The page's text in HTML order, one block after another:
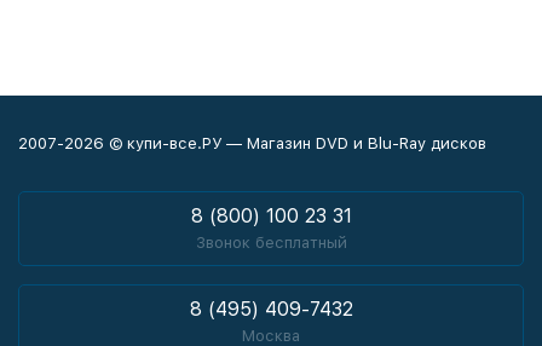
2007-2026 © купи-все.РУ — Магазин DVD и Blu-Ray дисков
8 (800) 100 23 31
Звонок бесплатный
8 (495) 409-7432
Москва